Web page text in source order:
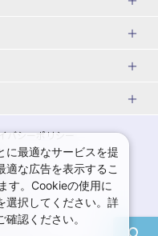
県
県
川県ホテル・旅館
県ホテル・旅館
県ホテル・旅館
温泉(山形)
温泉(宮城)
旅行・ツアー
旅行・ツアー
旅行・ツアー
ニバーサル・スタジオ・ジャパ
旅 国内版
ルデンウィーク（GW）の国内
国内旅行
国内旅行
バシーポリシー
ついて
報
に最適なサービスを提
な広告を表示するこ
す。Cookieの使用に
選択してください。詳
確認ください。